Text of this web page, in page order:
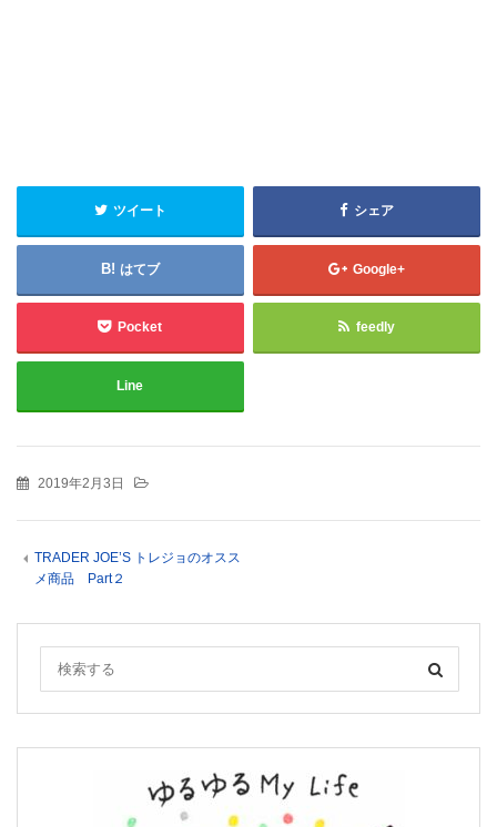
ツイート シェア
はてブ Google+
Pocket feedly
Line
2019年2月3日
TRADER JOE’S トレジョのオスス
メ商品 Part２